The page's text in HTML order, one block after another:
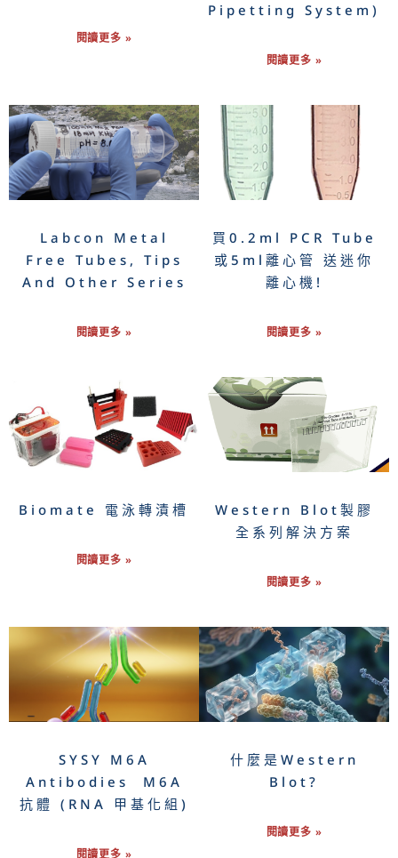
閱讀更多 »
Pipetting System)
閱讀更多 »
Labcon Metal
Free Tubes, Tips
And Other Series
閱讀更多 »
買0.2ml PCR Tube
或5ml離心管 送迷你
離心機!
閱讀更多 »
Biomate 電泳轉漬槽
閱讀更多 »
Western Blot製膠
全系列解決方案
閱讀更多 »
SYSY M6A
Antibodies M6A
抗體 (RNA 甲基化組)
閱讀更多 »
什麼是Western
Blot?
閱讀更多 »